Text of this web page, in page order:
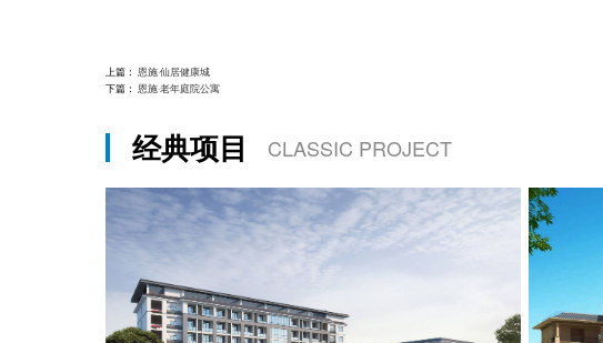
上篇： 恩施·仙居健康城
下篇： 恩施·老年庭院公寓
经典项目 CLASSIC PROJECT